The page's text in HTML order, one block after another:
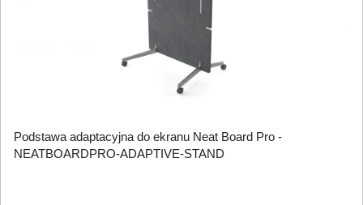
Podstawa adaptacyjna do ekranu Neat Board Pro -
NEATBOARDPRO-ADAPTIVE-STAND